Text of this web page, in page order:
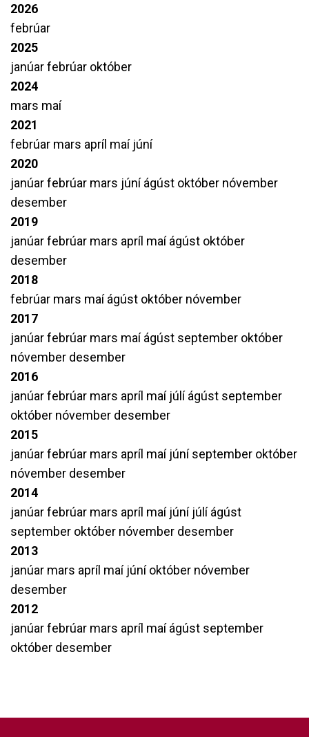
2026
febrúar
2025
janúarfebrúar október
2024
mars maí
2021
febrúar mars apríl maí júní
2020
janúarfebrúar mars júníágúst október nóvember
desember
2019
janúarfebrúar mars apríl maíágúst október
desember
2018
febrúar mars maíágúst október nóvember
2017
janúarfebrúar mars maíágúst september október
nóvember desember
2016
janúarfebrúar mars apríl maí júlíágúst september
október nóvember desember
2015
janúarfebrúar mars apríl maí júníseptember október
nóvember desember
2014
janúarfebrúar mars apríl maí júní júlíágúst
september október nóvember desember
2013
janúar mars apríl maí júníoktóber nóvember
desember
2012
janúarfebrúar mars apríl maíágúst september
október desember